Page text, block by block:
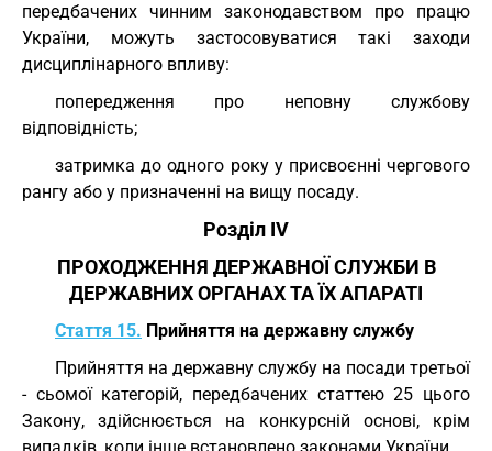
передбачених чинним законодавством про працю
України, можуть застосовуватися такі заходи
дисциплінарного впливу:
попередження про неповну службову
відповідність;
затримка до одного року у присвоєнні чергового
рангу або у призначенні на вищу посаду.
Розділ IV
ПРОХОДЖЕННЯ ДЕРЖАВНОЇ СЛУЖБИ В
ДЕРЖАВНИХ ОРГАНАХ ТА ЇХ АПАРАТІ
Стаття 15. Прийняття на державну службу
Прийняття на державну службу на посади третьої
- сьомої категорій, передбачених статтею 25 цього
Закону, здійснюється на конкурсній основі, крім